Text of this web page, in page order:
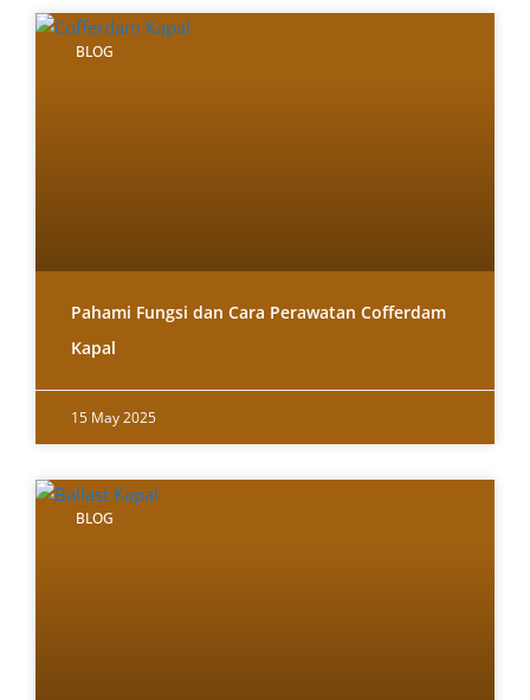
BLOG
Pahami Fungsi dan Cara Perawatan Cofferdam
Kapal
15 May 2025
BLOG